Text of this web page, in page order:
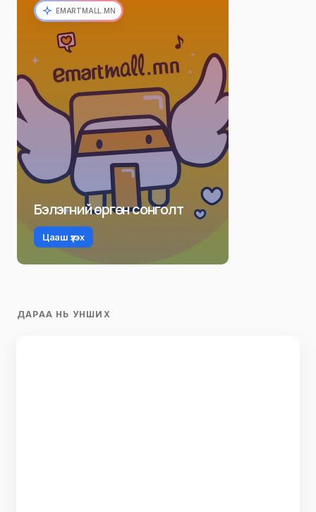
EMARTMALL.MN
Бэлэгний өргөн сонголт
Цааш үзэх
ДАРАА НЬ УНШИХ